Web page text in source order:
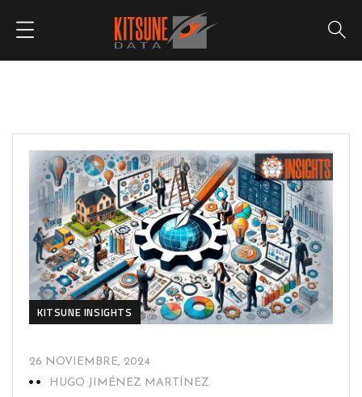
KITSUNE INSIGHTS
26 NOVIEMBRE, 2024
HUGO JIMÉNEZ MARTÍNEZ